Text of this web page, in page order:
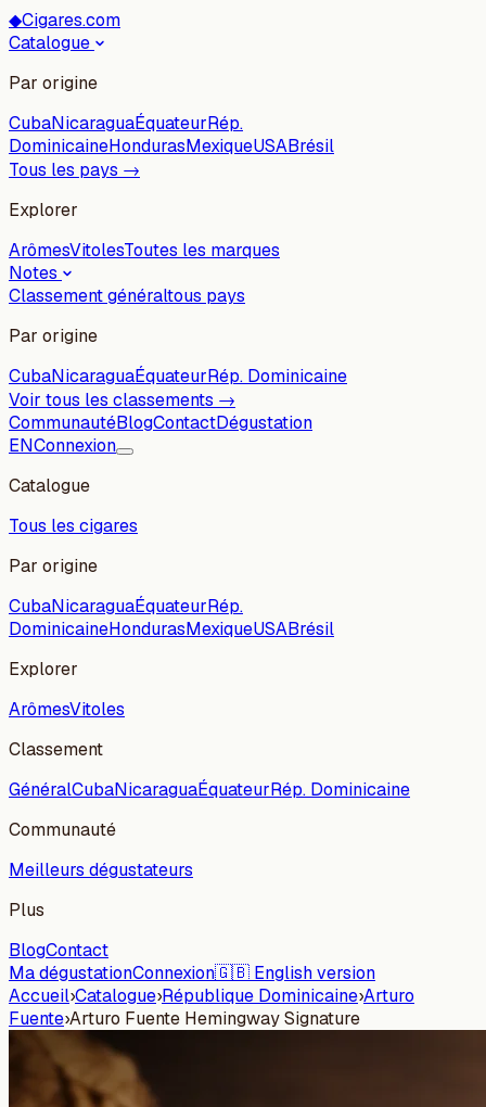
◆Cigares.com
Catalogue
Par origine
CubaNicaraguaÉquateurRép.
DominicaineHondurasMexiqueUSABrésil
Tous les pays →
Explorer
ArômesVitolesToutes les marques
Notes
Classement généraltous pays
Par origine
CubaNicaraguaÉquateurRép. Dominicaine
Voir tous les classements →
CommunautéBlogContactDégustation
ENConnexion
Catalogue
Tous les cigares
Par origine
CubaNicaraguaÉquateurRép.
DominicaineHondurasMexiqueUSABrésil
Explorer
ArômesVitoles
Classement
GénéralCubaNicaraguaÉquateurRép. Dominicaine
Communauté
Meilleurs dégustateurs
Plus
BlogContact
Ma dégustationConnexion🇬🇧 English version
Accueil›Catalogue›République Dominicaine›Arturo
Fuente›Arturo Fuente Hemingway Signature